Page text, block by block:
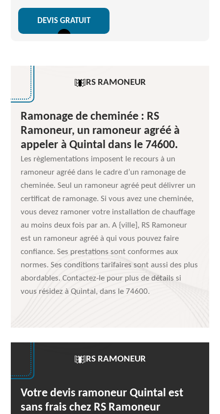
DEVIS GRATUIT
RS RAMONEUR
Ramonage de cheminée : RS
Ramoneur, un ramoneur agréé à
appeler à Quintal dans le 74600.
Les règlementations imposent le recours à un
ramoneur agréé dans le cadre d’un ramonage de
cheminée. Seul un ramoneur agréé peut délivrer un
certificat de ramonage. Si vous avez une cheminée,
vous devez ramoner votre installation de chauffage
au moins deux fois par an. A {ville], RS Ramoneur
est un ramoneur agréé à qui vous pouvez faire
confiance. Ses prestations sont conformes aux
normes. Ses conditions tarifaires sont aussi des plus
abordables. Contactez-le pour plus de détails si
vous résidez à Quintal, dans le 74600.
RS RAMONEUR
Votre devis ramoneur Quintal est
sans frais chez RS Ramoneur